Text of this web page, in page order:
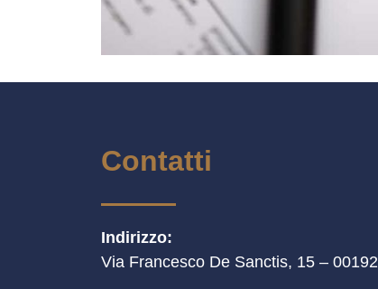
Contatti
Indirizzo:
Via Francesco De Sanctis, 15 – 00192